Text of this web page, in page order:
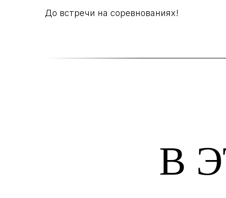
До встречи на соревнованиях!
В